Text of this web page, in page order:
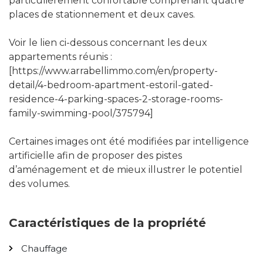
places de stationnement et deux caves.
Voir le lien ci-dessous concernant les deux
appartements réunis :
[https://www.arrabellimmo.com/en/property-
detail/4-bedroom-apartment-estoril-gated-
residence-4-parking-spaces-2-storage-rooms-
family-swimming-pool/375794]
Certaines images ont été modifiées par intelligence
artificielle afin de proposer des pistes
d’aménagement et de mieux illustrer le potentiel
des volumes.
Caractéristiques de la propriété
Chauffage